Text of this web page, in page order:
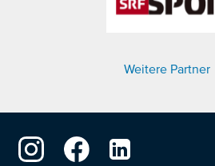
Weitere Partner